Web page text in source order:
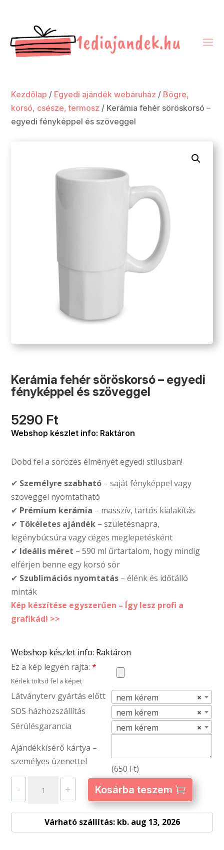
Kezdőlap / Egyedi ajándék webáruház / Bögre,
korsó, csésze, termosz / Kerámia fehér söröskorsó –
egyedi fényképpel és szöveggel
Kerámia fehér söröskorsó – egyedi
fényképpel és szöveggel
5290 Ft
Webshop készlet info: Raktáron
Dobd fel a sörözés élményét egyedi stílusban!
✔ Személyre szabható – saját fényképpel vagy
szöveggel nyomtatható
✔ Prémium kerámia – masszív, tartós kialakítás
✔ Tökéletes ajándék – születésnapra,
legénybúcsúra vagy céges meglepetésként
✔ Ideális méret – 590 ml űrtartalom, hogy mindig
elférjen benne egy korsó sör
✔ Szublimációs nyomtatás – élénk és időtálló
minták
Kép készítése egyszerűen – Így lesz profi a
grafikád! >>
Webshop készlet info: Raktáron
Ez a kép legyen rajta:*
Kérlek töltsd fel a képet
Látványterv gyártás előtt ×
nem kérem
SOS házhozszállítás
×
nem kérem
Sérülésgarancia
×
nem kérem
Ajándékkísérő kártya –
személyes üzenettel
(650 Ft)
-
fehér
söröskorsó
egyedi
+ Kosárba teszem
Várható szállítás: kb. aug 13, 2026